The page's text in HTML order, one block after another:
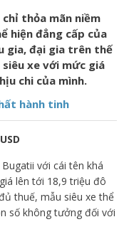
thỏa mãn niềm
hiện đẳng cấp của
gia, đại gia trên thế
xe với mức giá
chi của mình.
hành tinh
với cái tên khá
lên tới 18,9 triệu đô
thuế, mẫu siêu xe thể
số không tưởng đối với